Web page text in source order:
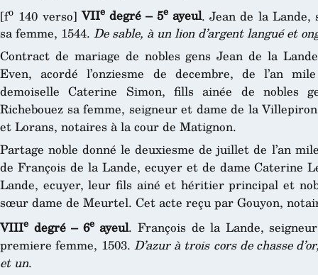
[fo 140 verso]VIIedegré – 5eayeul. Jean de la Lande,
sa femme, 1544. De sable, à un lion d’argent langué et
Contract de mariage de nobles gens Jean de la
Even, acordé l’onziesme de decembre, de l’an
demoiselle Caterine Simon, fills ainée de nobles
Richebouez sa femme, seigneur et dame de la
et Lorans, notaires à la cour de Matignon.
Partage noble donné le deuxiesme de juillet de l’an
de François de la Lande, ecuyer et de dame Caterine
Lande, ecuyer, leur fils ainé et héritier principal et
sœur dame de Meurtel. Cet acte reçu par Gouyon,
VIIIe degré – 6eayeul. François de la Lande,
premiere femme, 1503. D’azur à trois cors de chasse
et un.